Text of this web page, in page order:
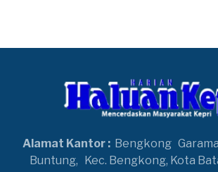
Alamat Kantor : Bengkong
Buntung, Kec. Bengkong, Kota